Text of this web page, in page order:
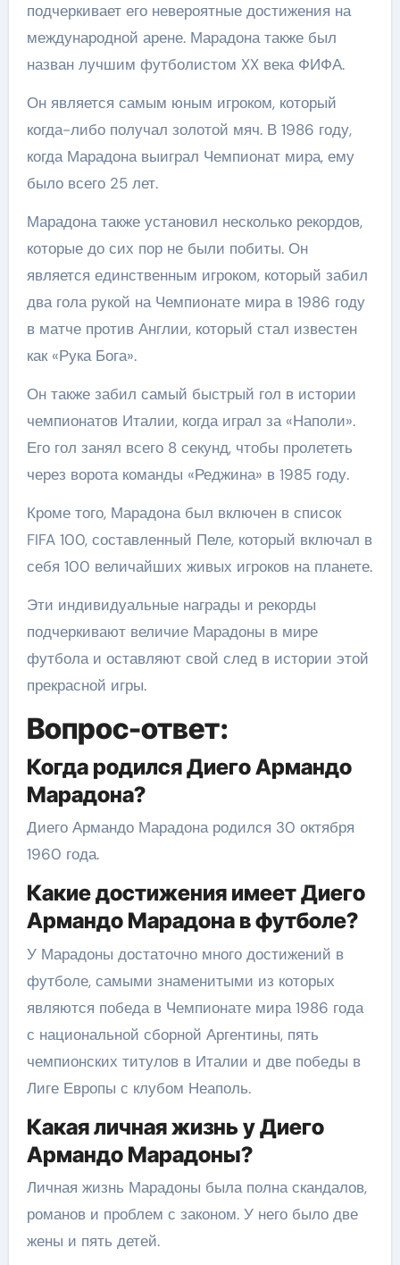
подчеркивает его невероятные достижения на
международной арене. Марадона также был
назван лучшим футболистом XX века ФИФА.
Он является самым юным игроком, который
когда-либо получал золотой мяч. В 1986 году,
когда Марадона выиграл Чемпионат мира, ему
было всего 25 лет.
Марадона также установил несколько рекордов,
которые до сих пор не были побиты. Он
является единственным игроком, который забил
два гола рукой на Чемпионате мира в 1986 году
в матче против Англии, который стал известен
как «Рука Бога».
Он также забил самый быстрый гол в истории
чемпионатов Италии, когда играл за «Наполи».
Его гол занял всего 8 секунд, чтобы пролететь
через ворота команды «Реджина» в 1985 году.
Кроме того, Марадона был включен в список
FIFA 100, составленный Пеле, который включал в
себя 100 величайших живых игроков на планете.
Эти индивидуальные награды и рекорды
подчеркивают величие Марадоны в мире
футбола и оставляют свой след в истории этой
прекрасной игры.
Вопрос-ответ:
Когда родился Диего Армандо
Марадона?
Диего Армандо Марадона родился 30 октября
1960 года.
Какие достижения имеет Диего
Армандо Марадона в футболе?
У Марадоны достаточно много достижений в
футболе, самыми знаменитыми из которых
являются победа в Чемпионате мира 1986 года
с национальной сборной Аргентины, пять
чемпионских титулов в Италии и две победы в
Лиге Европы с клубом Неаполь.
Какая личная жизнь у Диего
Армандо Марадоны?
Личная жизнь Марадоны была полна скандалов,
романов и проблем с законом. У него было две
жены и пять детей.